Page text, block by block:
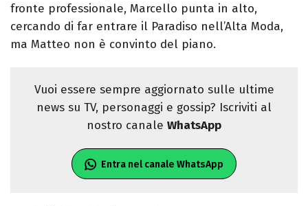
fronte professionale, Marcello punta in alto,
cercando di far entrare il Paradiso nell’Alta Moda,
ma Matteo non è convinto del piano.
Vuoi essere sempre aggiornato sulle ultime
news su TV, personaggi e gossip? Iscriviti al
nostro canale WhatsApp
Entra nel canale WhatsApp